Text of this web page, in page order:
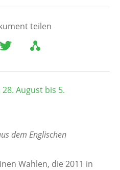
teilen
August bis 5.
dem Englischen
Wahlen, die 2011 in